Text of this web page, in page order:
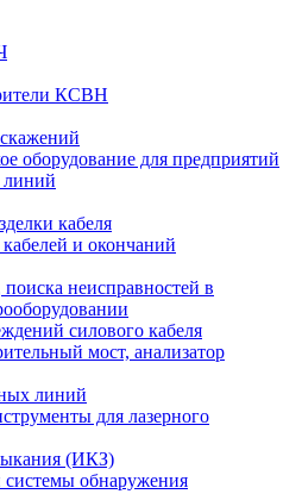
КСВН
оборудование для предприятий
линий
кабеля
и окончаний
неисправностей в
силового кабеля
мост, анализатор
линий
для лазерного
(ИКЗ)
обнаружения